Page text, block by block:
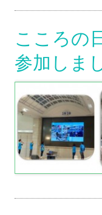
こころの
参加しま